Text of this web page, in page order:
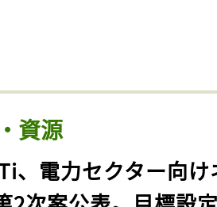
資源
、電力セクター向